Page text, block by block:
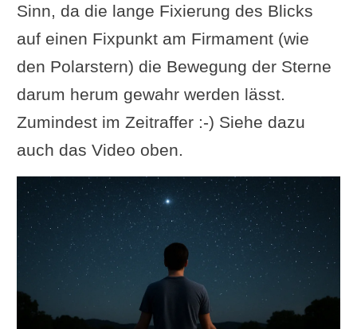
Sinn, da die lange Fixierung des Blicks
auf einen Fixpunkt am Firmament (wie
den Polarstern) die Bewegung der Sterne
darum herum gewahr werden lässt.
Zumindest im Zeitraffer :-) Siehe dazu
auch das Video oben.